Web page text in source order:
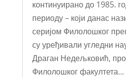
континуирано до 1985.
периоду – који данас
серијом Филолошког
су уређивали угледни
Драган Недељковић,
Филолошког факултета...